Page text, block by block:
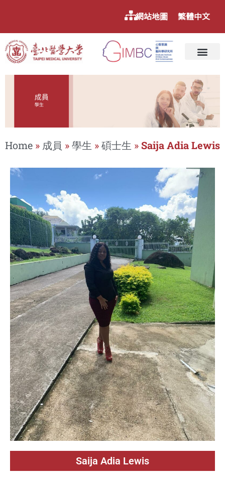
網站地圖 繁體中文
Home » 成員 »學生 »碩士生 » Saija Adia Lewis
Saija Adia Lewis